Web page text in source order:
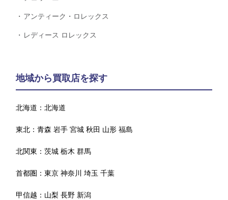
アンティーク・ロレックス
レディース ロレックス
地域から買取店を探す
北海道：北海道
東北：青森 岩手 宮城 秋田 山形 福島
北関東：茨城 栃木 群馬
首都圏：東京 神奈川 埼玉 千葉
甲信越： 山梨 長野 新潟